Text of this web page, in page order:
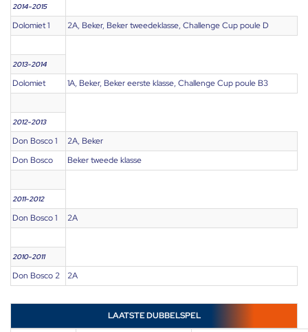
2014-2015
Dolomiet 1 2A, Beker, Beker tweedeklasse, Challenge Cup poule D
2013-2014
Dolomiet 1A, Beker, Beker eerste klasse, Challenge Cup poule B3
2012-2013
Don Bosco 1
2A, Beker
Don Bosco
Beker tweede klasse
2011-2012
Don Bosco 1 2A
2010-2011
Don Bosco 2 2A
LAATSTE DUBBELSPEL